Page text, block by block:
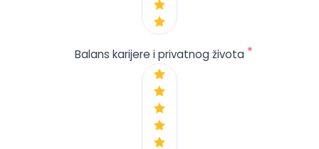
Balans karijere i privatnog života *